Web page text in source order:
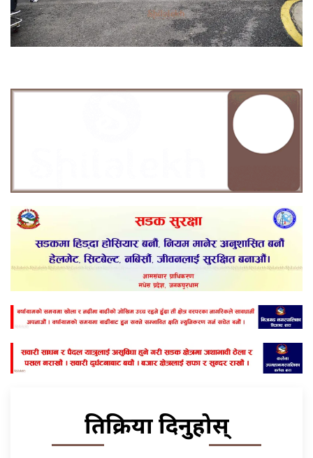
प्रतिक्रिया दिनुहोस्